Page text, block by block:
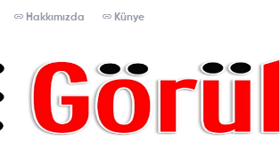
Hakkımızda Künye